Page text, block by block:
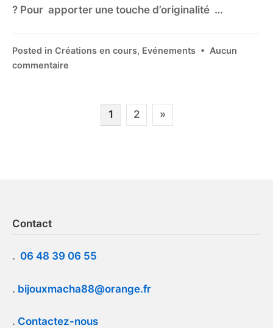
? Pour apporter une touche d’originalité …
Posted in Créations en cours, Evénements • Aucun
commentaire
1 2 »
Contact
. 06 48 39 06 55
. bijouxmacha88@orange.fr
. Contactez-nous